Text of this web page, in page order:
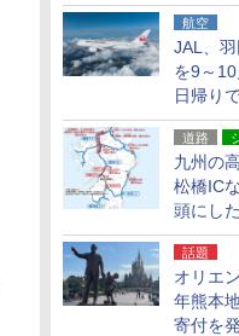
貨24種
航空
JAL、
を9～
日帰り
できる
道路
九州の
松橋IC
頭にし
への迂
話題
オリエ
年熊本
寄付を